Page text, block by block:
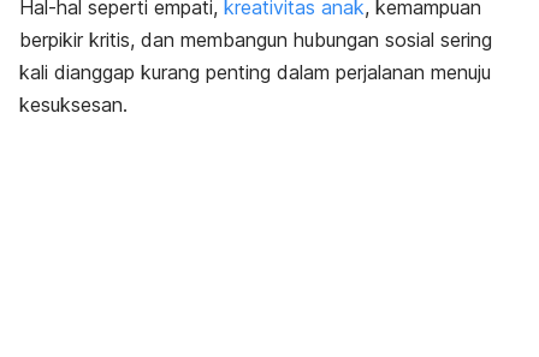
Hal-hal seperti empati, kreativitas anak, kemampuan
berpikir kritis, dan membangun hubungan sosial sering
kali dianggap kurang penting dalam perjalanan menuju
kesuksesan.